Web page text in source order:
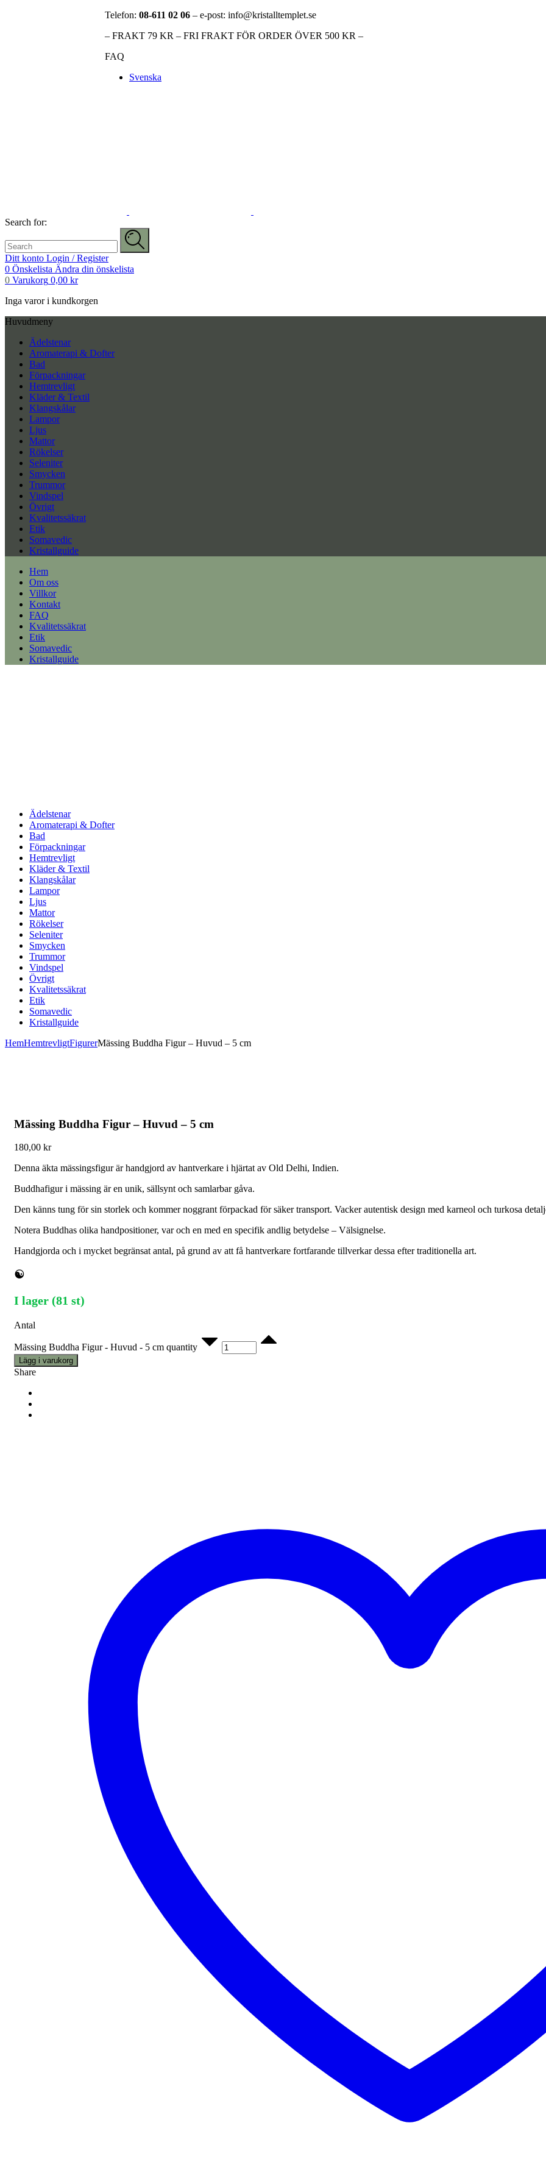
Telefon: 08-611 02 06 – e-post: info@kristalltemplet.se
– FRAKT 79 KR – FRI FRAKT FÖR ORDER ÖVER 500 KR –
FAQ
Svenska
Search for:
Ditt konto Login / Register
0 Önskelista Ändra din önskelista
0 Varukorg 0,00 kr
Inga varor i kundkorgen
Huvudmeny
Ädelstenar
Aromaterapi & Dofter
Bad
Förpackningar
Hemtrevligt
Kläder & Textil
Klangskålar
Lampor
Ljus
Mattor
Rökelser
Seleniter
Smycken
Trummor
Vindspel
Övrigt
Kvalitetssäkrat
Etik
Somavedic
Kristallguide
Hem
Om oss
Villkor
Kontakt
FAQ
Kvalitetssäkrat
Etik
Somavedic
Kristallguide
Ädelstenar
Aromaterapi & Dofter
Bad
Förpackningar
Hemtrevligt
Kläder & Textil
Klangskålar
Lampor
Ljus
Mattor
Rökelser
Seleniter
Smycken
Trummor
Vindspel
Övrigt
Kvalitetssäkrat
Etik
Somavedic
Kristallguide
HemHemtrevligtFigurerMässing Buddha Figur – Huvud – 5 cm
Mässing Buddha Figur – Huvud – 5 cm
180,00 kr
Denna äkta mässingsfigur är handgjord av hantverkare i hjärtat av Old Delhi, Indien.
Buddhafigur i mässing är en unik, sällsynt och samlarbar gåva.
Den känns tung för sin storlek och kommer noggrant förpackad för säker transport. Vacker autentisk design med karneol och turkosa
Notera Buddhas olika handpositioner, var och en med en specifik andlig betydelse – Välsignelse.
Handgjorda och i mycket begränsat antal, på grund av att få hantverkare fortfarande tillverkar dessa efter traditionella art.
☯
I lager (81 st)
Antal
Mässing Buddha Figur - Huvud - 5 cm quantity
Lägg i varukorg
Share